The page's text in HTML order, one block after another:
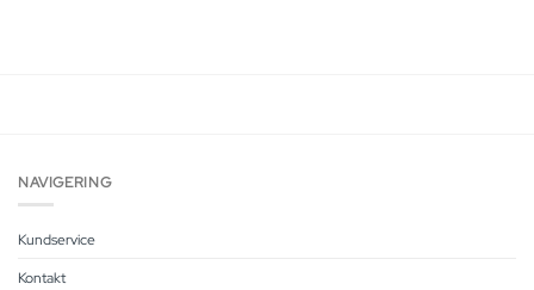
NAVIGERING
Kundservice
Kontakt